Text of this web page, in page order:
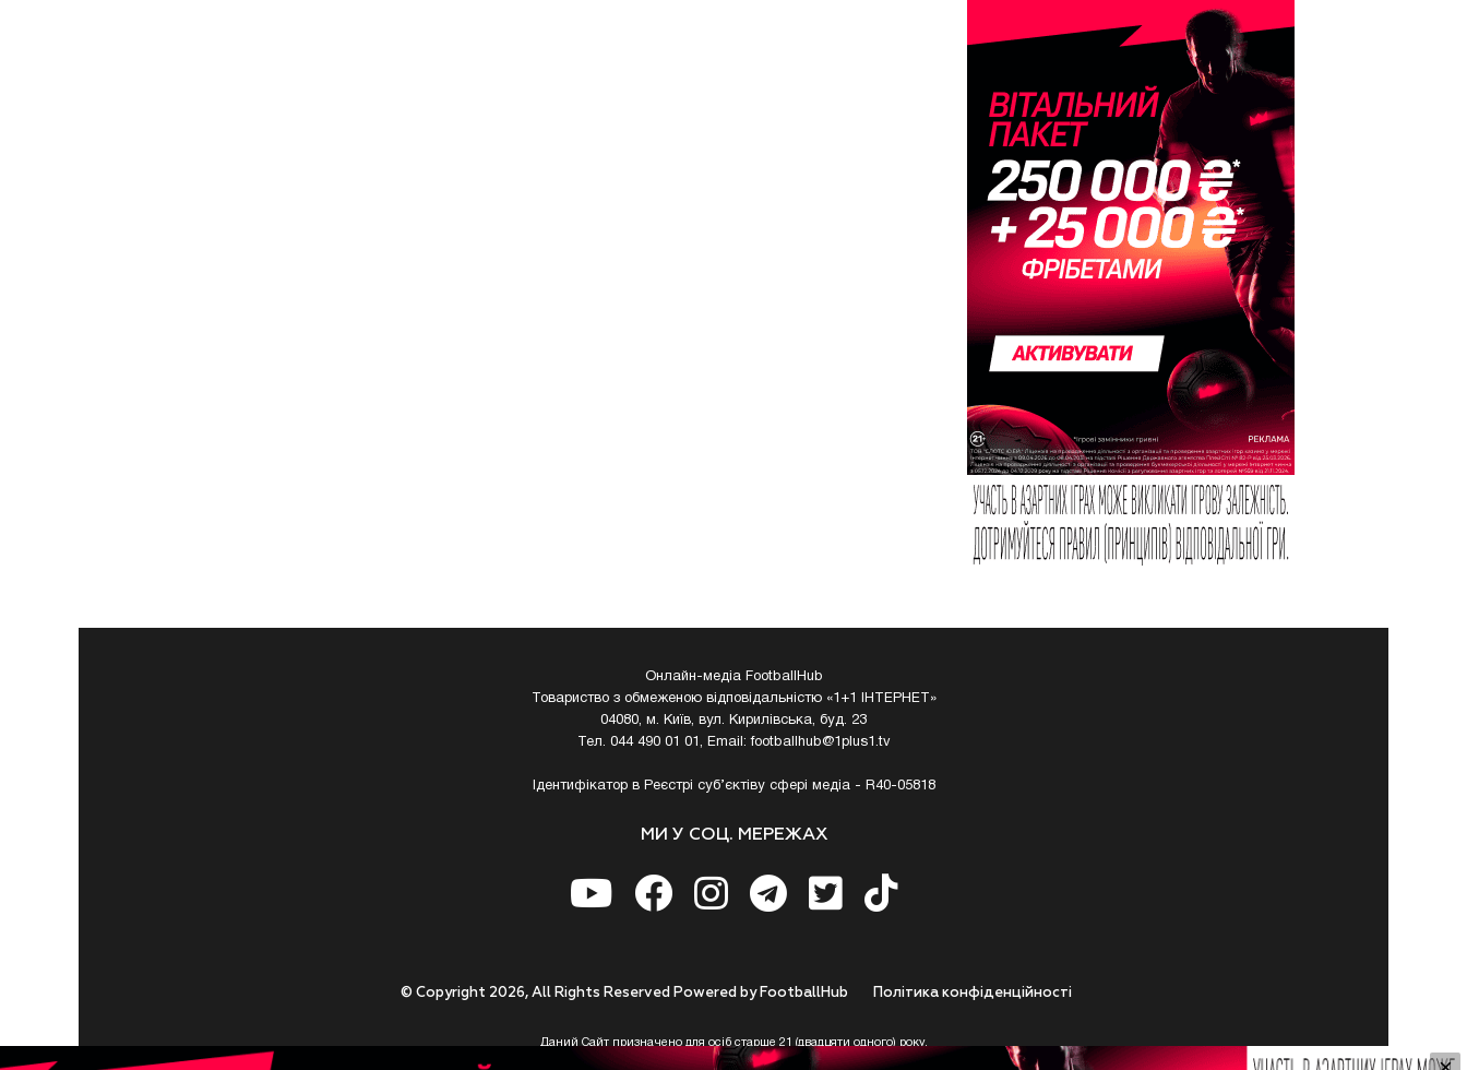
Онлайн-медіа FootballHub
Товариство з обмеженою відповідальністю «1+1 ІНТЕРНЕТ»
04080, м. Київ, вул. Кирилівська, буд. 23
Тел. 044 490 01 01, Email:footballhub@1plus1.tv
Ідентифікатор в Реєстрі суб’єктіву сфері медіа - R40-05818
МИ У СОЦ. МЕРЕЖАХ
Полiтика конфiденцiйностi
© Copyright 2026, All Rights Reserved Powered by FootballHub
Даний Сайт призначено для осіб старше 21 (двадцяти одного) року.
Приступаючи до використання https://footballhub.ua, Користувач цим підтверджує, що досяг 21-річного віку.